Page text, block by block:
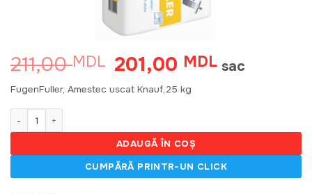
211,00MDL Prețul
inițial
a
201,00 MDLPrețul
curent
sac
FugenFuller, Amestec uscat Knauf,25 kg
ADAUGĂ ÎN COȘ